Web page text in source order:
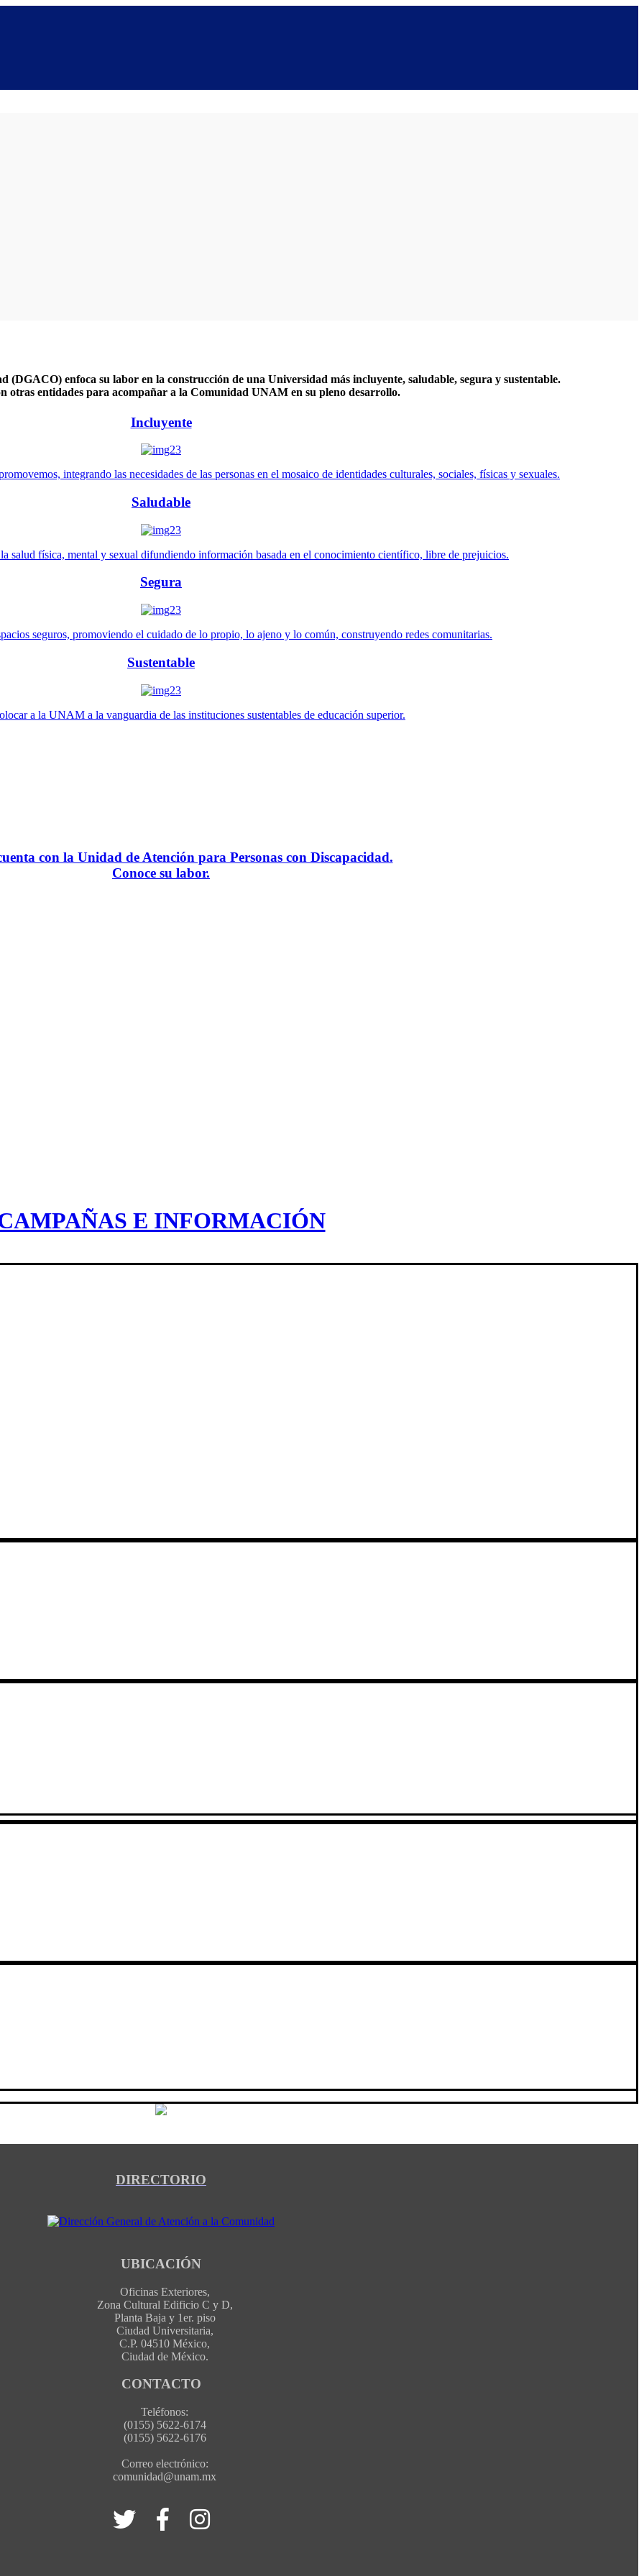
(DGACO) enfoca su labor en la construcción de una Universidad más incluyente, saludable, segura y sustentable.
otras entidades para acompañar a la Comunidad UNAM en su pleno desarrollo.
Incluyente
integrando las necesidades de las personas en el mosaico de identidades culturales, sociales, físicas y sexuales.
Saludable
salud física, mental y sexual difundiendo información basada en el conocimiento científico, libre de prejuicios.
Segura
seguros, promoviendo el cuidado de lo propio, lo ajeno y lo común, construyendo redes comunitarias.
Sustentable
a la UNAM a la vanguardia de las instituciones sustentables de educación superior.
con la Unidad de Atención para Personas con Discapacidad.
Conoce su labor.
E INFORMACIÓN
DIRECTORIO
UBICACIÓN
Oficinas Exteriores,
Zona Cultural Edificio C y D,
Planta Baja y 1er. piso
Ciudad Universitaria,
C.P. 04510 México,
Ciudad de México.
CONTACTO
Teléfonos:
(0155) 5622-6174
(0155) 5622-6176
Correo electrónico:
comunidad@unam.mx